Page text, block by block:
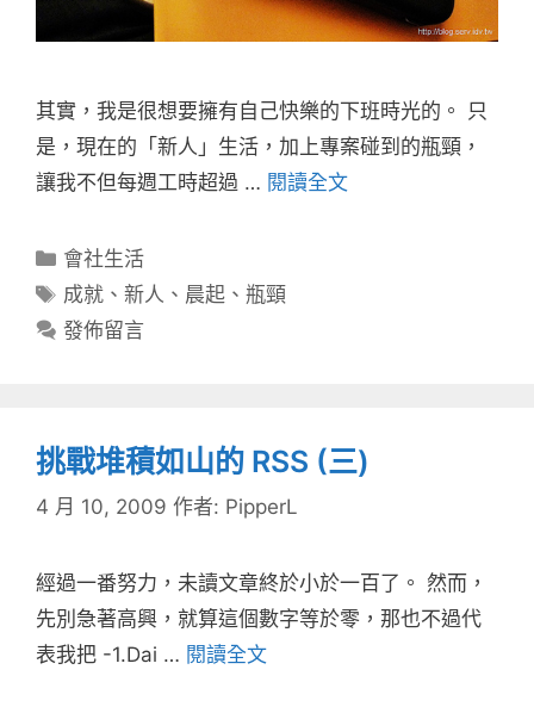
其實，我是很想要擁有自己快樂的下班時光的。 只
是，現在的「新人」生活，加上專案碰到的瓶頸，
讓我不但每週工時超過 … 閱讀全文
分
類
會社生活
標
籤
成就 、新人 、 晨起 、瓶頸
發佈留言
挑戰堆積如山的 RSS (三)
4 月 10, 2009 作者: PipperL
經過一番努力，未讀文章終於小於一百了。 然而，
先別急著高興，就算這個數字等於零，那也不過代
表我把 -1.Dai … 閱讀全文